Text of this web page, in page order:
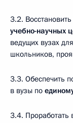
3.2.
учебно-научных
ведущих вузах
школьников,
3.3. Обеспечить
в вузы по
3.4. Проработать